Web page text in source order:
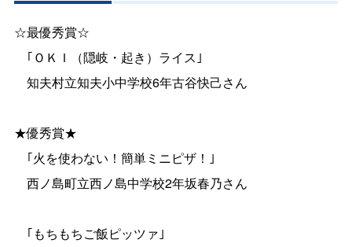
☆最優秀賞☆
｢ＯＫＩ（隠岐・起き）ライス｣
知夫村立知夫小中学校6年古谷快己さん
★優秀賞★
｢火を使わない！簡単ミニピザ！｣
西ノ島町立西ノ島中学校2年坂春乃さん
｢もちもちご飯ピッツァ｣